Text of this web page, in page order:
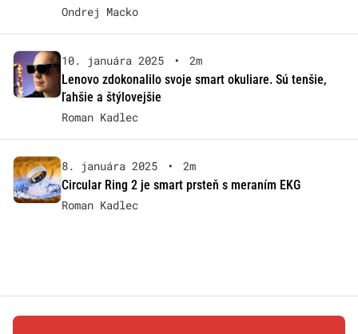
Ondrej Macko
10. januára 2025 •
2m
Lenovo zdokonalilo svoje smart okuliare. Sú tenšie,
ľahšie a štýlovejšie
Roman Kadlec
8. januára 2025 •
2m
Circular Ring 2 je smart prsteň s meraním EKG
Roman Kadlec